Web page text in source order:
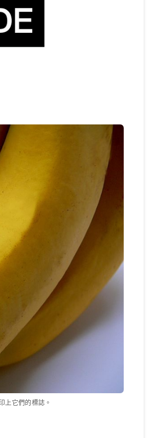
上它們的標誌。